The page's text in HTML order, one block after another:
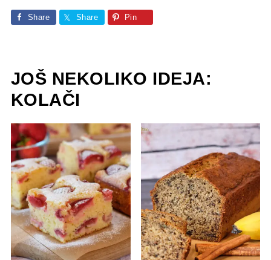
Share Share Pin
JOŠ NEKOLIKO IDEJA:
KOLAČI